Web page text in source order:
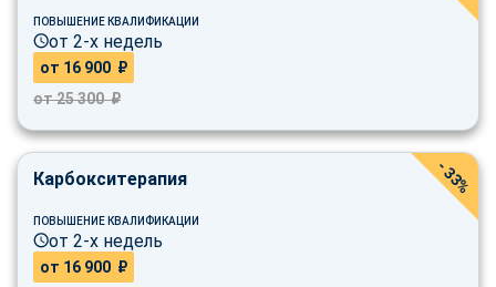
ПОВЫШЕНИЕ КВАЛИФИКАЦИИ
от 2-х недель
от 16 900 ₽
от 25 300 ₽
Карбокситерапия
ПОВЫШЕНИЕ КВАЛИФИКАЦИИ
от 2-х недель
от 16 900 ₽
- 33%